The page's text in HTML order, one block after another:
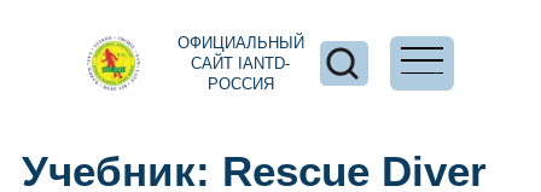
ОФИЦИАЛЬНЫЙ
САЙТ IANTD-
РОССИЯ
Учебник: Rescue Diver